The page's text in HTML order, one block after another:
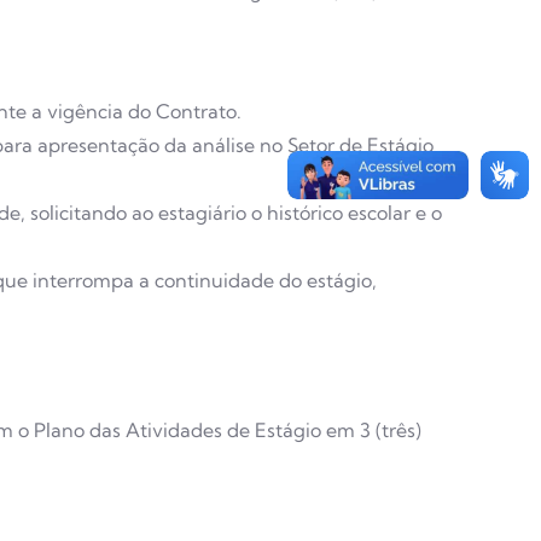
a vigência do Contrato.
apresentação da análise no Setor de Estágio
solicitando ao estagiário o histórico escolar e o
interrompa a continuidade do estágio,
Plano das Atividades de Estágio em 3 (três)